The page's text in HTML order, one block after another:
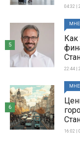
04:32 |
Как
22:44 |
5
16:02 |
6